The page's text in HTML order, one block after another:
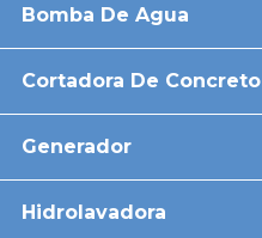
Bomba De Agua
Cortadora De Concreto
Generador
Hidrolavadora